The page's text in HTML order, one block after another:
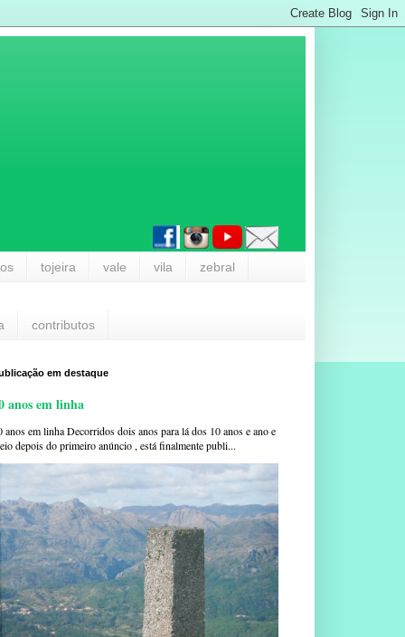
tojeira vale vila zebral
contributos
em destaque
anos em linha
anos em linha Decorridos dois anos para lá dos 10 anos e ano e
depois do primeiro anúncio , está finalmente publi...